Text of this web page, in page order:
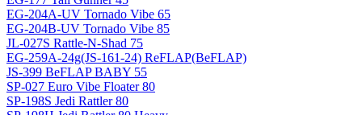
EG-204A-UV Tornado Vibe 65
EG-204B-UV Tornado Vibe 85
JL-027S Rattle-N-Shad 75
EG-259A-24g(JS-161-24) ReFLAP(BeFLAP)
JS-399 BeFLAP BABY 55
SP-027 Euro Vibe Floater 80
SP-198S Jedi Rattler 80